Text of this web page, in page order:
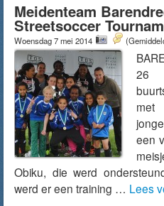
Meidenteam
Streetsoccer
Woensdag 7 mei 2014
26
een
Obiku, die werd
werd er een training … Lees